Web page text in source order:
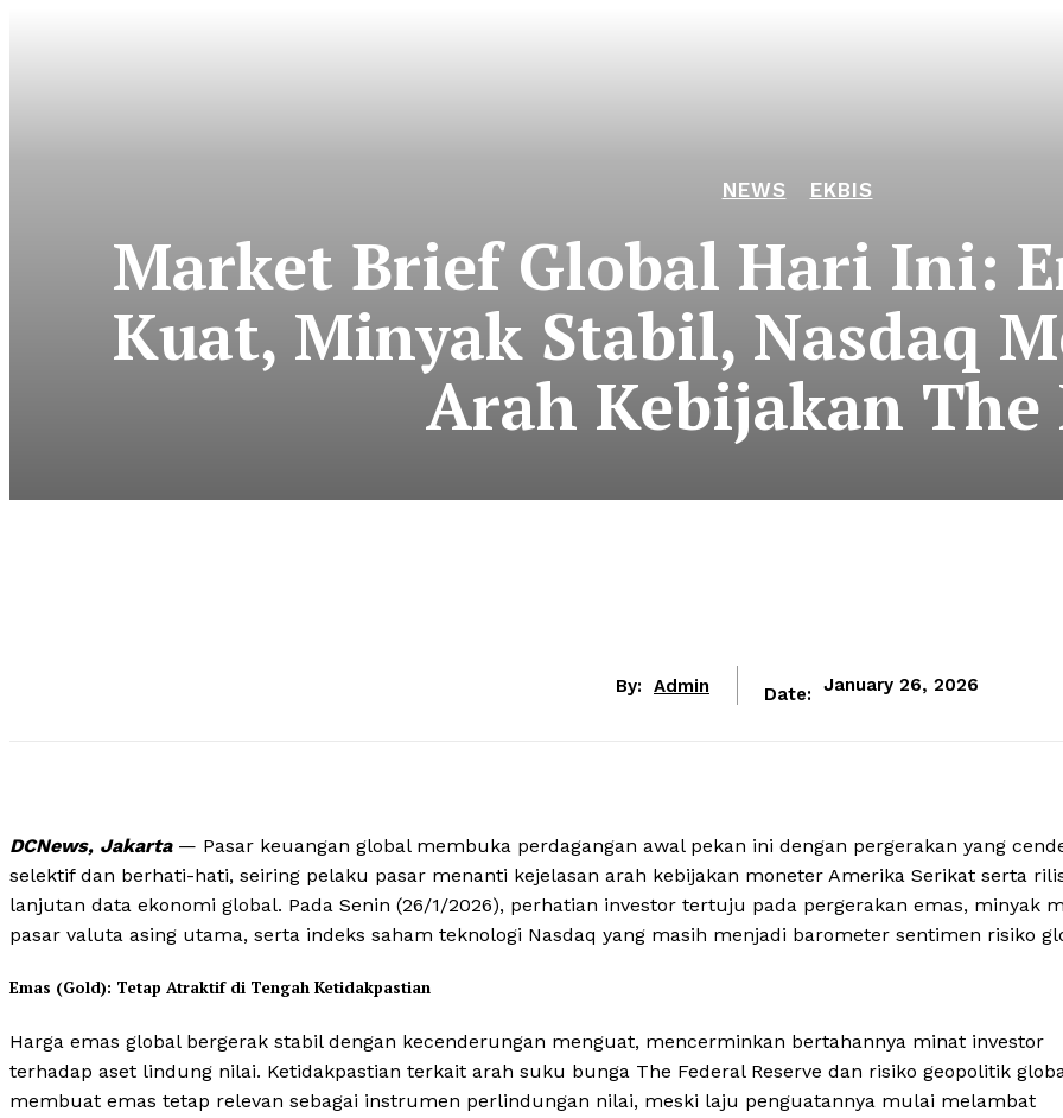
NEWS EKBIS
Market Brief Global Hari Ini:
Kuat, Minyak Stabil, Nasdaq
Arah Kebijakan The
By: Admin Date: January 26, 2026
DCNews, Jakarta — Pasar keuangan global membuka perdagangan awal pekan ini dengan pergerakan yang
selektif dan berhati-hati, seiring pelaku pasar menanti kejelasan arah kebijakan moneter Amerika Serikat serta
lanjutan data ekonomi global. Pada Senin (26/1/2026), perhatian investor tertuju pada pergerakan emas, minyak
pasar valuta asing utama, serta indeks saham teknologi Nasdaq yang masih menjadi barometer sentimen risiko
Emas (Gold): Tetap Atraktif di Tengah Ketidakpastian
Harga emas global bergerak stabil dengan kecenderungan menguat, mencerminkan bertahannya minat investor
terhadap aset lindung nilai. Ketidakpastian terkait arah suku bunga The Federal Reserve dan risiko geopolitik
membuat emas tetap relevan sebagai instrumen perlindungan nilai, meski laju penguatannya mulai melambat